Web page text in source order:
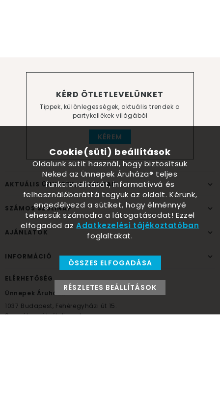
KÉRD ÖTLETLEVELÜNKET
Tippek, különlegességek, aktuális trendek a
partykellékek világából
KÉREM
AKTUÁLIS ÜNNEPEK, ALKALMAK
SZÁMOS SZÜLINAP
AJÁNLATOK
INFORMÁCIÓ
ELÉRHETŐSÉG
Ünnepek Áruháza
1037 Budapest, Fehéregyházi út 15.
Személyes átvételi pont
Cookie(süti) beállítások
Oldalunk sütit használ, hogy biztosítsuk
Neked az Ünnepek Áruháza® teljes
funkcionalitását, informatívvá és
felhasználóbaráttá tegyük az oldalt. Kérünk,
engedélyezd a sütiket, hogy élménnyé
tehessük számodra a látogatásodat! Ezzel
elfogadod azAdatkezelési tájékoztatóban
foglaltakat.
ÖSSZES ELFOGADÁSA
RÉSZLETES BEÁLLÍTÁSOK